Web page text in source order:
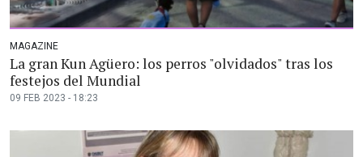
MAGAZINE
La gran Kun Agüero: los perros "olvidados" tras los
festejos del Mundial
09 FEB 2023 - 18:23